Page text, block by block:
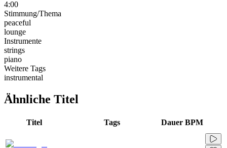
4:00
Stimmung/Thema
peaceful
lounge
Instrumente
strings
piano
Weitere Tags
instrumental
Ähnliche Titel
Titel Tags Dauer BPM